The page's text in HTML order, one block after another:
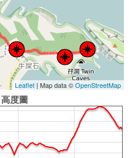
Leaflet| Map data ©OpenStreetMap